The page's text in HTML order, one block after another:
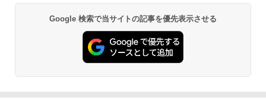
Google 検索で当サイトの記事を優先表示させる